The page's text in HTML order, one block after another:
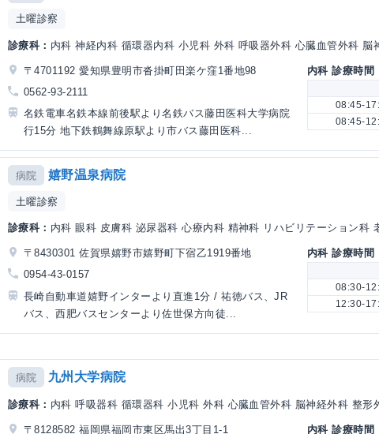
土曜診察
診療科： 内科 神経内科 循環器内科 小児科 外科 呼吸器外科 心臓血管外科 脳
〒4701192 愛知県豊明市沓掛町田楽ケ窪1番地98
0562-93-2111
名鉄電車名鉄本線前後駅より名鉄バス藤田医科大学病院
行15分 地下鉄鶴舞線原駅より市バス藤田医科...
内科 診療時間
08:45-
08:45-
病院 嬉野温泉病院
土曜診察
診療科： 内科 眼科 皮膚科 泌尿器科 心療内科 精神科 リハビリテーション科
〒8430301 佐賀県嬉野市嬉野町下宿乙1919番地
0954-43-0157
長崎自動車道嬉野インターより直進1分 / 祐徳バス、JR
バス、西肥バスセンターより佐世保方向徒...
内科 診療時間
08:30-
12:30-
病院 九州大学病院
診療科： 内科 呼吸器科 循環器科 小児科 外科 心臓血管外科 脳神経外科 整形
〒8128582 福岡県福岡市東区馬出3丁目1-1
内科 診療時間